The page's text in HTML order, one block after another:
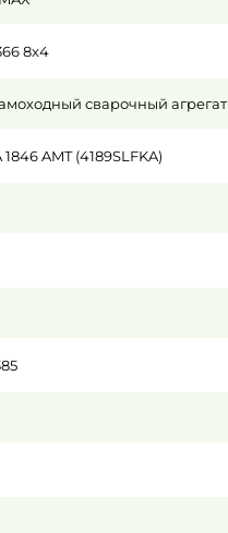
8x4
сварочный агрегат
AMT (4189SLFKA)